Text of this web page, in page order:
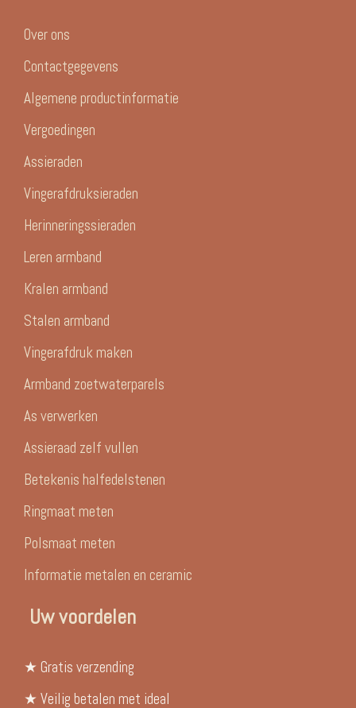
Over ons
Contactgegevens
Algemene productinformatie
Vergoedingen
Assieraden
Vingerafdruksieraden
Herinneringssieraden
Leren armband
Kralen armband
Stalen armband
Vingerafdruk maken
Armband zoetwaterparels
As verwerken
Assieraad zelf vullen
Betekenis halfedelstenen
Ringmaat meten
Polsmaat meten
Informatie metalen en ceramic
Uw voordelen
★ Gratis verzending
★ Veilig betalen met ideal